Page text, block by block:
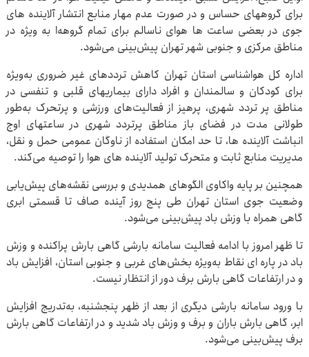
برای گروههای حساس و در صورت عدم مهار منابع انتشار آلاینده های
جوی در بعضی ساعت ها هوای ناسالم برای تمام گروهه‌ا به ویژه در
مناطق مرکزی و جنوبی شهر تهران پیش‌بینی می‌شود.
اداره کل هواشناسی استان تهران کاهش ترددهای غیر ضروری به‌ویژه
برای کودکان و سالمندان و افراد دارای بیماریهای قلبی و تنفسی در
مناطق پر تردد شهری، پرهیز از فعالیت‌های ورزشی و پرتحرک به‌طور
طولانی مدت در فضای باز مناطق پرتردد شهری در ساعتهای اوج
انباشت آلاینده ها، تا حد امکان استفاده از ناوگان عمومی حمل و نقل،
مدیریت منابع ثابت و متحرک تولید آلاینده های هوا را توصیه می‌کند.
همچنین بر پایه واکاوی الگوهای همدیدی و بررسی نقشه‌های پیش‌یابی
وضعیت جوی استان تهران طی پنج روز آینده صاف تا قسمتی ابری
گاهی همراه با وزش باد پیش‌بینی می‌شود.
تا ظهر امروز با ادامه فعالیت سامانه بارشی گاهی بارش پراکنده و وزش
باد در پاره ای نقاط به‌ویژه بخش‌های غربی و جنوبی استان، افزایش باد
و در ارتفاعات گاهی بارش برف دور از انتظار نیست.
با ورود سامانه بارشی دیگری از بعد از ظهر پنجشنبه، به‌تدریج افزایش
ابر، گاهی بارش باران و برف و وزش باد شدید و در ارتفاعات گاهی بارش
برف پیش‌بینی می‌شود.